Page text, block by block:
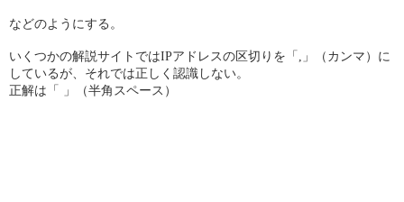
などのようにする。
いくつかの解説サイトではIPアドレスの区切りを「,」（カンマ）に
しているが、それでは正しく認識しない。
正解は「 」（半角スペース）